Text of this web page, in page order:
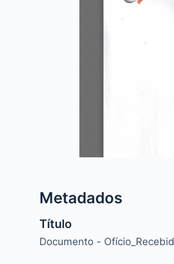
Metadados
Título
Documento -